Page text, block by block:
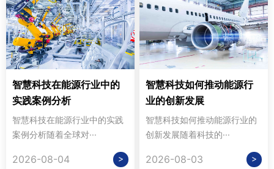
智慧科技在能源行业中的
实践案例分析
智慧科技在能源行业中的实践
案例分析随着全球对···
2026-08-04 >
智慧科技如何推动能源行
业的创新发展
智慧科技如何推动能源行业的
创新发展随着科技的···
2026-08-03 >